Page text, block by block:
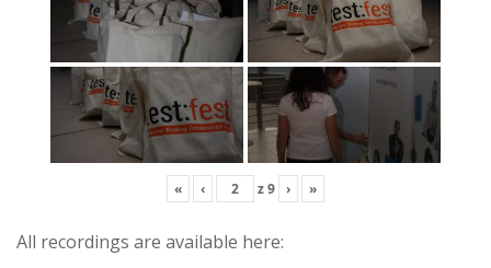
« ‹ z9 › »
All recordings are available here: